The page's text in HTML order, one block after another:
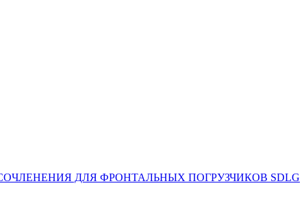
ДЛЯ ФРОНТАЛЬНЫХ ПОГРУЗЧИКОВ SDLG